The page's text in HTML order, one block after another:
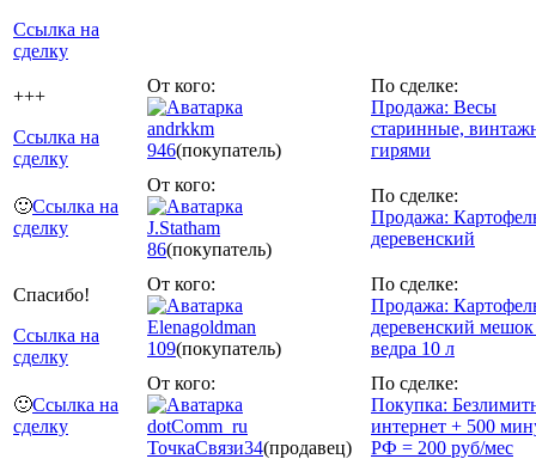
Ссылка на
сделку
+++
Ссылка на
сделку
От кого:
andrkkm
946(покупатель)
По сделке:
Продажа: Весы
старинные,
гирями
🙂Ссылка на
сделку
От кого:
J.Statham
86(покупатель)
По сделке:
Продажа:
деревенский
Спасибо!
Ссылка на
сделку
От кого:
Elenagoldman
109(покупатель)
По сделке:
Продажа:
деревенский
ведра 10 л
🙂Ссылка на
сделку
От кого:
dotComm_ru
ТочкаСвязи34(продавец)
По сделке:
Покупка:
интернет + 500
РФ = 200 руб/мес